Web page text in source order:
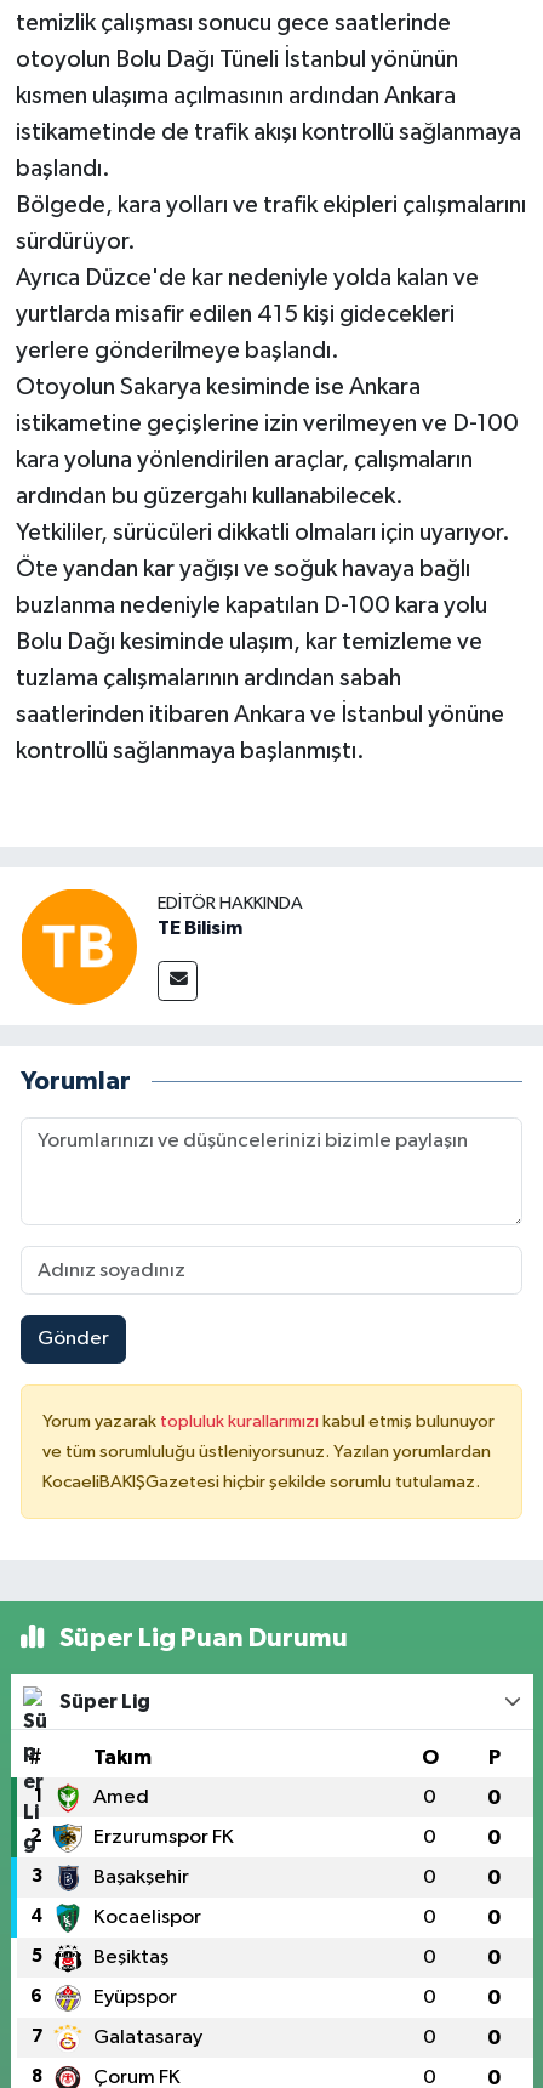
temizlik çalışması sonucu gece saatlerinde
otoyolun Bolu Dağı Tüneli İstanbul yönünün
kısmen ulaşıma açılmasının ardından Ankara
istikametinde de trafik akışı kontrollü sağlanmaya
başlandı.
Bölgede, kara yolları ve trafik ekipleri çalışmalarını
sürdürüyor.
Ayrıca Düzce'de kar nedeniyle yolda kalan ve
yurtlarda misafir edilen 415 kişi gidecekleri
yerlere gönderilmeye başlandı.
Otoyolun Sakarya kesiminde ise Ankara
istikametine geçişlerine izin verilmeyen ve D-100
kara yoluna yönlendirilen araçlar, çalışmaların
ardından bu güzergahı kullanabilecek.
Yetkililer, sürücüleri dikkatli olmaları için uyarıyor.
Öte yandan kar yağışı ve soğuk havaya bağlı
buzlanma nedeniyle kapatılan D-100 kara yolu
Bolu Dağı kesiminde ulaşım, kar temizleme ve
tuzlama çalışmalarının ardından sabah
saatlerinden itibaren Ankara ve İstanbul yönüne
kontrollü sağlanmaya başlanmıştı.
EDITÖR HAKKINDA
TE Bilisim
Yorumlar
Gönder
Yorum yazarak topluluk kurallarımızı kabul etmiş bulunuyor
ve tüm sorumluluğu üstleniyorsunuz. Yazılan yorumlardan
KocaeliBAKIŞGazetesi hiçbir şekilde sorumlu tutulamaz.
Süper Lig Puan Durumu
Süper Lig
# Takım O P
1 Amed 0 0
2 Erzurumspor FK 0 0
3 Başakşehir 0 0
4 Kocaelispor 0 0
5 Beşiktaş 0 0
6 Eyüpspor 0 0
7 Galatasaray 0 0
8 Çorum FK 0 0